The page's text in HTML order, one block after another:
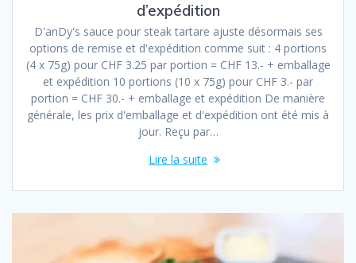
d’expédition
D'anDy's sauce pour steak tartare ajuste désormais ses
options de remise et d'expédition comme suit : 4 portions
(4 x 75g) pour CHF 3.25 par portion = CHF 13.- + emballage
et expédition 10 portions (10 x 75g) pour CHF 3.- par
portion = CHF 30.- + emballage et expédition De manière
générale, les prix d'emballage et d'expédition ont été mis à
jour. Reçu par…
Lire la suite